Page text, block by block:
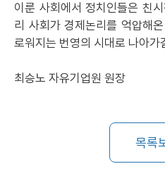
이룬 사회에서 정치인들은 친
리 사회가 경제논리를 억압해
로워지는 번영의 시대로 나아가
최승노 자유기업원 원장
목록